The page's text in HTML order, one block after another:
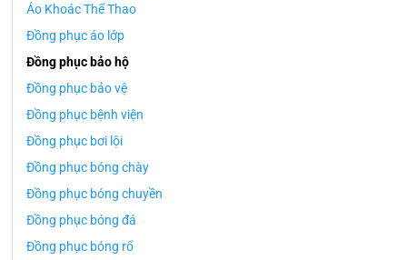
Áo Khoác Thể Thao
Đồng phục áo lớp
Đồng phục bảo hộ
Đồng phục bảo vệ
Đồng phục bệnh viện
Đồng phục bơi lội
Đồng phục bóng chày
Đồng phục bóng chuyền
Đồng phục bóng đá
Đồng phục bóng rổ